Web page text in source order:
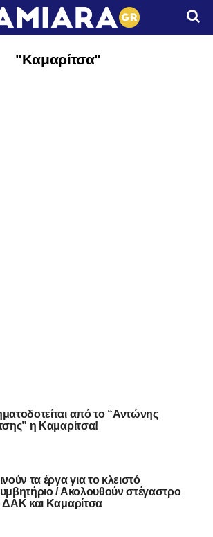
"Καμαρίτσα"
από το “Αντώνης
η Καμαρίτσα!
τα έργα για το κλειστό
/ Ακολουθούν στέγαστρο
ΔΑΚ και Καμαρίτσα